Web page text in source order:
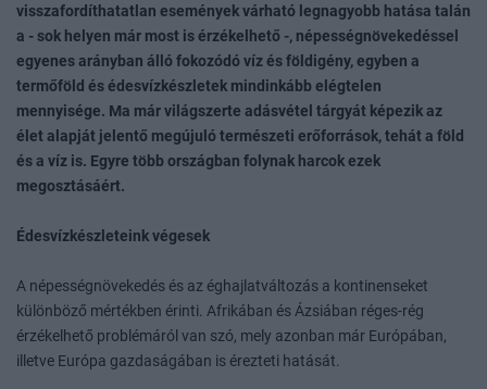
visszafordíthatatlan események várható legnagyobb hatása talán
a - sok helyen már most is érzékelhető -, népességnövekedéssel
egyenes arányban álló fokozódó víz és földigény, egyben a
termőföld és édesvízkészletek mindinkább elégtelen
mennyisége. Ma már világszerte adásvétel tárgyát képezik az
élet alapját jelentő megújuló természeti erőforrások, tehát a föld
és a víz is. Egyre több országban folynak harcok ezek
megosztásáért.
Édesvízkészleteink végesek
A népességnövekedés és az éghajlatváltozás a kontinenseket
különböző mértékben érinti. Afrikában és Ázsiában réges-rég
érzékelhető problémáról van szó, mely azonban már Európában,
illetve Európa gazdaságában is érezteti hatását.